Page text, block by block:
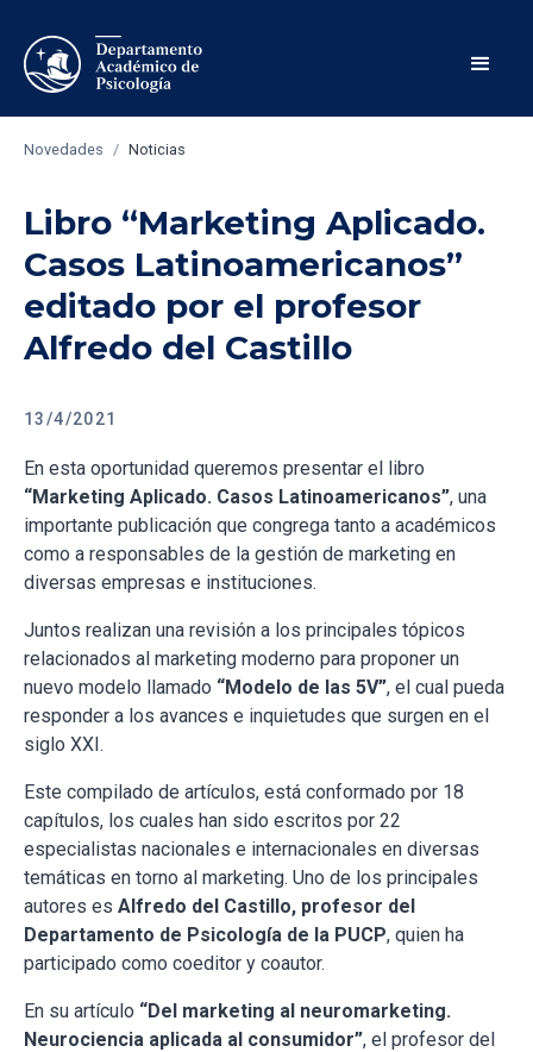
Novedades / Noticias
Libro “Marketing Aplicado.
Casos Latinoamericanos”
editado por el profesor
Alfredo del Castillo
13/4/2021
En esta oportunidad queremos presentar el libro
“Marketing Aplicado. Casos Latinoamericanos”, una
importante publicación que congrega tanto a académicos
como a responsables de la gestión de marketing en
diversas empresas e instituciones.
Juntos realizan una revisión a los principales tópicos
relacionados al marketing moderno para proponer un
nuevo modelo llamado “Modelo de las 5V”, el cual pueda
responder a los avances e inquietudes que surgen en el
siglo XXI.
Este compilado de artículos, está conformado por 18
capítulos, los cuales han sido escritos por 22
especialistas nacionales e internacionales en diversas
temáticas en torno al marketing. Uno de los principales
autores es Alfredo del Castillo, profesor del
Departamento de Psicología de la PUCP, quien ha
participado como coeditor y coautor.
En su artículo “Del marketing al neuromarketing.
Neurociencia aplicada al consumidor”, el profesor del